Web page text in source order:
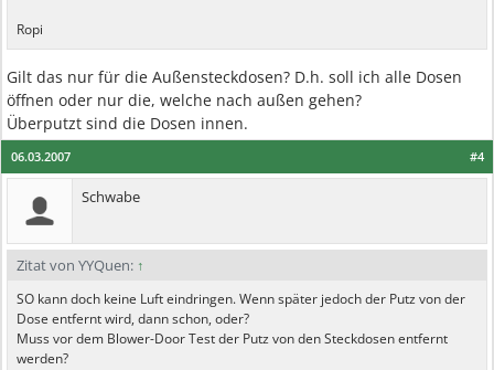
Ropi
Gilt das nur für die Außensteckdosen? D.h. soll ich alle Dosen
öffnen oder nur die, welche nach außen gehen?
Überputzt sind die Dosen innen.
#4
06.03.2007
Schwabe
Zitat von YYQuen: ↑
SO kann doch keine Luft eindringen. Wenn später jedoch der Putz von der
Dose entfernt wird, dann schon, oder?
Muss vor dem Blower-Door Test der Putz von den Steckdosen entfernt
werden?